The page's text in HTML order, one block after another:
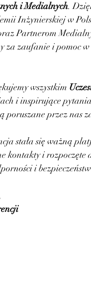
i Medialnych.
Inżynierskiej w
Partnerom
za zaufanie i pomoc
wszystkim
i inspirujące
poruszane przez nas
stała się ważną
kontakty i rozpoczęte
i